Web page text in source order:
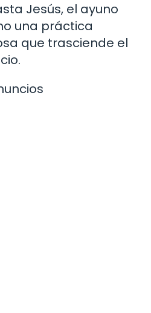
Jesús, el ayuno
una práctica
que trasciende el